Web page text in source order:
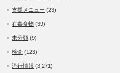
支援メニュー (23)
有毒食物 (39)
未分類 (9)
検査 (123)
流行情報 (3,271)